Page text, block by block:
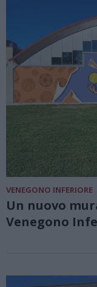
VENEGONO INFERIORE
Un nuovo
Venegono